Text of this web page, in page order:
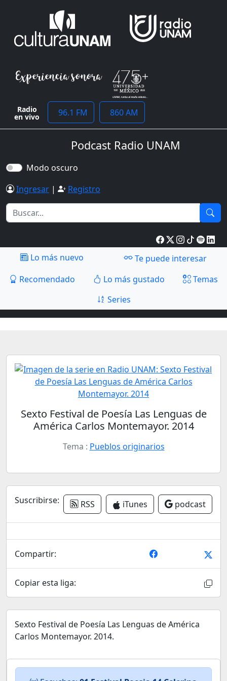
Radio
en vivo 96.1 FM 860 AM
Podcast Radio UNAM
Modo oscuro
Ingresar | Registro
Lo más nuevo
Te puede interesar
Recomendado
Lo más gustado
Temas
Series
Sexto Festival de Poesía Las Lenguas de
América Carlos Montemayor. 2014
Tema : Pueblos originarios
Suscribirse: RSS iTunes podcast
Compartir:
Copiar esta liga:
Sexto Festival de Poesía Las Lenguas de América
Carlos Montemayor. 2014.